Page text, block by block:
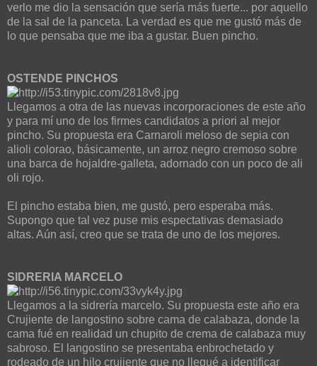
verlo me dio la sensación que sería más fuerte... por aquello
de la sal de la panceta. La verdad es que me gustó más de
lo que pensaba que me iba a gustar. Buen pincho.
OSTENDE PINCHOS
Llegamos a otra de las nuevas incorporaciones de este año
y para mí uno de los firmes candidatos a priori al mejor
pincho. Su propuesta era Carnaroli meloso de sepia con
alioli colorao, básicamente, un arroz negro cremoso sobre
una barca de hojaldre-galleta, adornado con un poco de ali
oli rojo.
El pincho estaba bien, me gustó, pero esperaba más.
Supongo que tal vez puse mis espectativas demasiado
altas. Aún así, creo que se trata de uno de los mejores.
SIDRERIA MARCELO
Llegamos a la sidrería marcelo. Su propuesta este año era
Crujiente de langostino sobre cama de calabaza, donde la
cama fué en realidad un chupito de crema de calabaza muy
sabroso. El langostino se presentaba enbrochetado y
rodeado de un hilo crujiente que no llegué a identificar